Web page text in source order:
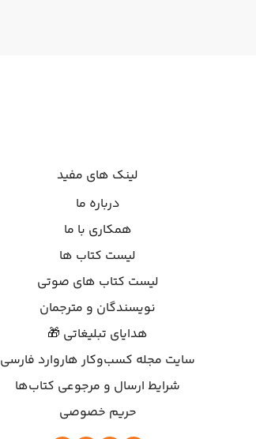
لینک های مفید
درباره ما
همکاری با ما
لیست کتاب ها
لیست کتاب های صوتی
نویسندگان و مترجمان
هدایای تبلیغاتی 🎁
سایت مجله کسب‌وکار هاروارد فارسی
شرایط ارسال و مرجوعی کتاب‌ها
حریم خصوصی